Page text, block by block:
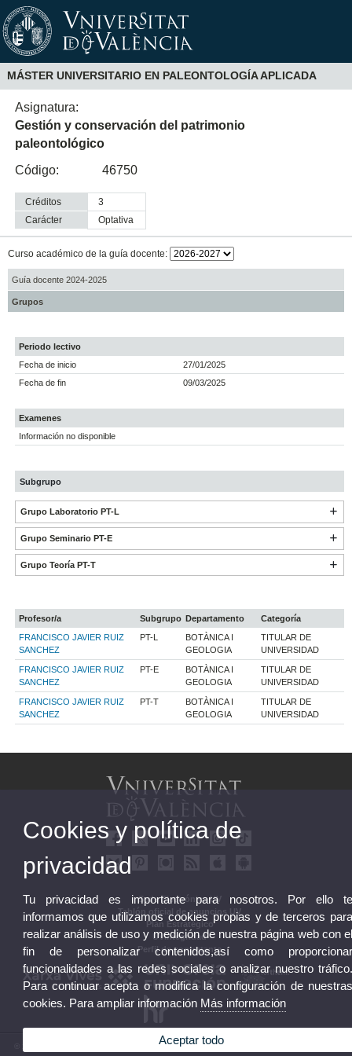
MÁSTER UNIVERSITARIO EN PALEONTOLOGÍA APLICADA
Asignatura:
Gestión y conservación del patrimonio
paleontológico
Código:
46750
Créditos
3
Carácter
optativa
Curso académico de la guía docente:
Guía docente 2024-2025
Grupos
Periodo lectivo
Fecha de inicio
27/01/2025
Fecha de fin
09/03/2025
Examenes
Información no disponible
Subgrupo
Grupo Laboratorio PT-L
Grupo Seminario PT-E
Grupo Teoría PT-T
Profesor/a Subgrupo Departamento
Categoría
FRANCISCO JAVIER RUIZ
SANCHEZ
PT-L
BOTÀNICA I
GEOLOGIA
TITULAR DE
UNIVERSIDAD
FRANCISCO JAVIER RUIZ
SANCHEZ
PT-E
BOTÀNICA I
GEOLOGIA
TITULAR DE
UNIVERSIDAD
FRANCISCO JAVIER RUIZ
SANCHEZ
PT-T
BOTÀNICA I
GEOLOGIA
TITULAR DE
UNIVERSIDAD
Sede Electrónica UV
Tablón oficial de anuncios UV
Plan Estratégico
UVintegridad
Perfil de contratante
© 2026 UV. - Av. Blasco Ibáñez, 13. 46010 València. Espanya. Tel. UV: (+34) 963 86 41 00
Cookies y política de
privacidad
Tu privacidad es importante para nosotros. Por ello
informamos que utilizamos cookies propias y de terceros
realizar análisis de uso y medición de nuestra página web con
fin de personalizar contenidos,así como
funcionalidades a las redes sociales o analizar nuestro
Para continuar acepta o modifica la configuración de
cookies. Para ampliar información Más información
Aceptar todo